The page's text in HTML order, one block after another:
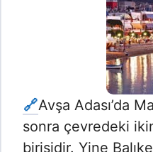
Avşa Adası’da
sonra çevredeki
birisidir. Yine